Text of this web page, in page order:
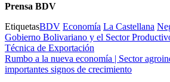
Prensa BDV
EtiquetasBDV Economía La Castellana
Gobierno Bolivariano y el Sector
Técnica de Exportación
Rumbo a la nueva economía | Sector
importantes signos de crecimiento